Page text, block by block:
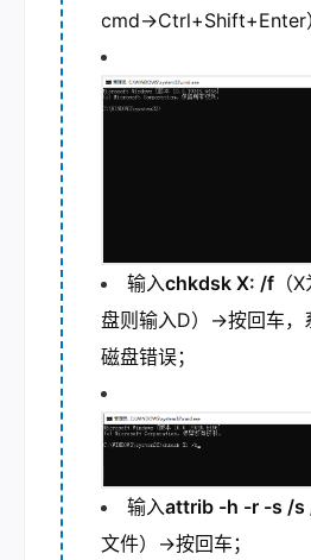
cmd→Ctrl+Shift+Enter
输入chkdsk X: /f （
盘则输入D）→按回车，
磁盘错误；
输入attrib -h -r -s /s
文件）→按回车；